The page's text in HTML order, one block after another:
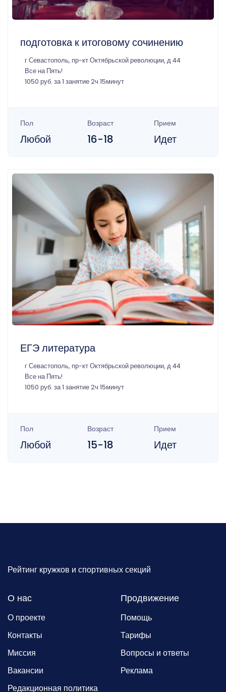
подготовка к итоговому сочинению
г Севастополь, пр-кт Октябрьской революции, д 44
Все на Пять!
1050 руб. за 1 занятие 2ч 15минут
Пол
Любой
Возраст
16-18
Прием
Идет
ЕГЭ литература
г Севастополь, пр-кт Октябрьской революции, д 44
Все на Пять!
1050 руб. за 1 занятие 2ч 15минут
Пол
Любой
Возраст
15-18
Прием
Идет
Рейтинг кружков и спортивных секций
О нас
О проекте
Контакты
Миссия
Вакансии
Редакционная политика
Продвижение
Помощь
Тарифы
Вопросы и ответы
Реклама